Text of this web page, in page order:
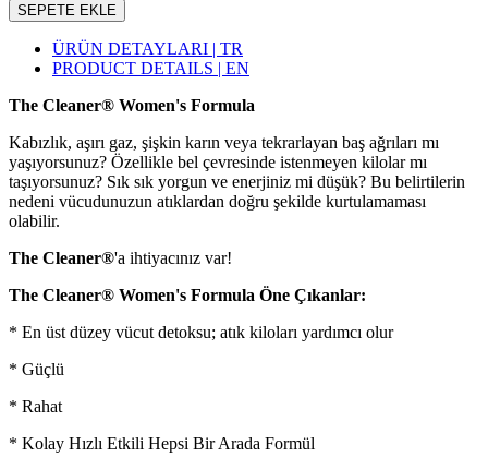
SEPETE EKLE
ÜRÜN DETAYLARI | TR
PRODUCT DETAILS | EN
The Cleaner® Women's Formula
Kabızlık, aşırı gaz, şişkin karın veya tekrarlayan baş ağrıları mı
yaşıyorsunuz? Özellikle bel çevresinde istenmeyen kilolar mı
taşıyorsunuz? Sık sık yorgun ve enerjiniz mi düşük? Bu belirtilerin
nedeni vücudunuzun atıklardan doğru şekilde kurtulamaması
olabilir.
The Cleaner®'a ihtiyacınız var!
The Cleaner® Women's Formula Öne Çıkanlar:
* En üst düzey vücut detoksu; atık kiloları yardımcı olur
* Güçlü
* Rahat
* Kolay Hızlı Etkili Hepsi Bir Arada Formül